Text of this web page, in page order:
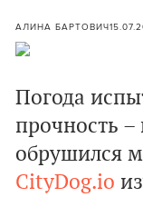
АЛИНА БАРТОВИЧ
Погода
прочность –
обрушился
CityDog.io